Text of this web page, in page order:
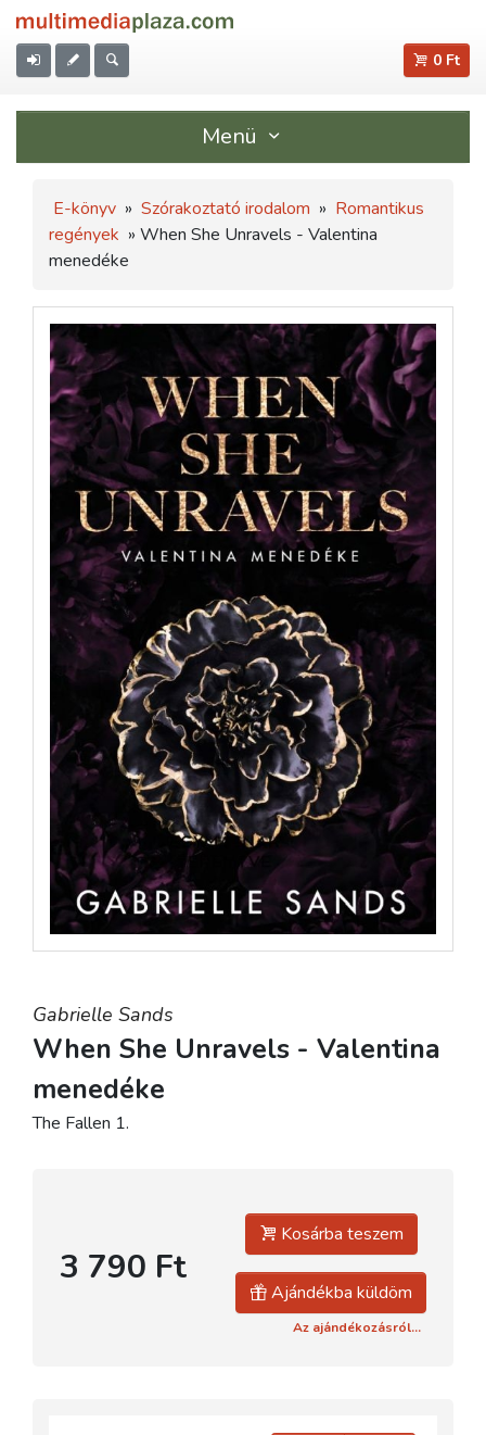
0 Ft
Menü
E-könyv » Szórakoztató irodalom » Romantikus
regények » When She Unravels - Valentina
menedéke
Gabrielle Sands
When She Unravels - Valentina
menedéke
The Fallen 1.
3 790 Ft
Kosárba teszem
Ajándékba küldöm
Az ajándékozásról...